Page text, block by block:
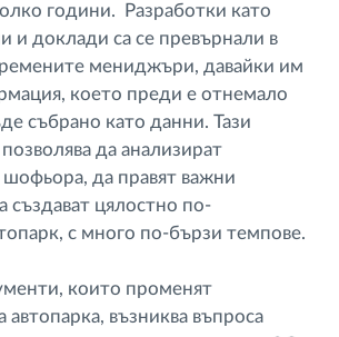
години. Разработки като
и доклади са се превърнали в
мениджъри, давайки им
което преди е отнемало
събрано като данни. Тази
да анализират
да правят важни
създават цялостно по-
с много по-бързи темпове.
които променят
автопарка, възниква въпроса